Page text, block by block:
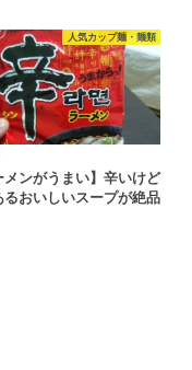
人気カップ麺・麺類
メンがうまい】辛いけど
るおいしいスープが絶品